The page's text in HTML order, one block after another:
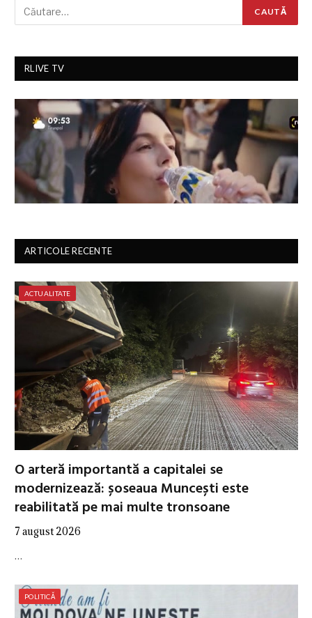
RLIVE TV
ARTICOLE RECENTE
ACTUALITATE
O arteră importantă a capitalei se
modernizează: șoseaua Muncești este
reabilitată pe mai multe tronsoane
7 august 2026
…
POLITICĂ